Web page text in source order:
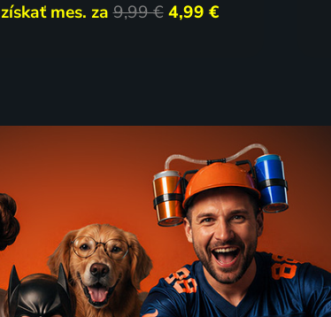
mes. za9,99 € 4,99 €